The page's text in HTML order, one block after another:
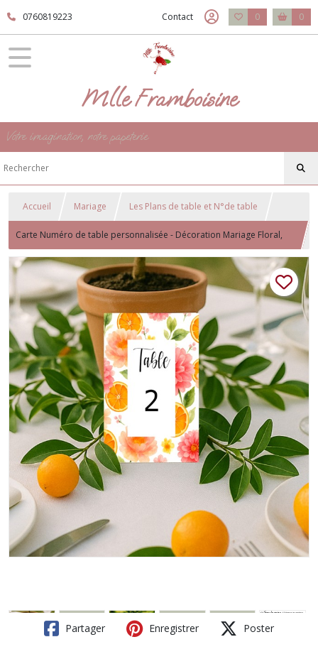
0760819223 Contact 0 0
Mlle Framboisine
Votre imagination, notre papeterie
Accueil Mariage Les Plans de table et N°de table
Carte Numéro de table personnalisée - Décoration Mariage Floral,
nature - Motif Orange et fleurs colorées
Partager Enregistrer Poster